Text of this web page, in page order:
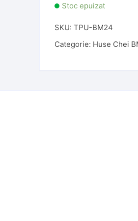
Stoc epuizat
SKU: TPU-BM24
Categorie: Huse Chei